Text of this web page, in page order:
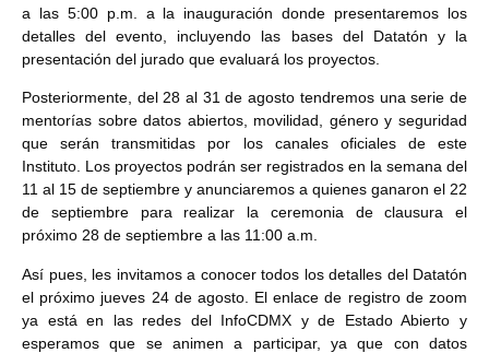
a las 5:00 p.m. a la inauguración donde presentaremos los
detalles del evento, incluyendo las bases del Datatón y la
presentación del jurado que evaluará los proyectos.
Posteriormente, del 28 al 31 de agosto tendremos una serie de
mentorías sobre datos abiertos, movilidad, género y seguridad
que serán transmitidas por los canales oficiales de este
Instituto. Los proyectos podrán ser registrados en la semana del
11 al 15 de septiembre y anunciaremos a quienes ganaron el 22
de septiembre para realizar la ceremonia de clausura el
próximo 28 de septiembre a las 11:00 a.m.
Así pues, les invitamos a conocer todos los detalles del Datatón
el próximo jueves 24 de agosto. El enlace de registro de zoom
ya está en las redes del InfoCDMX y de Estado Abierto y
esperamos que se animen a participar, ya que con datos